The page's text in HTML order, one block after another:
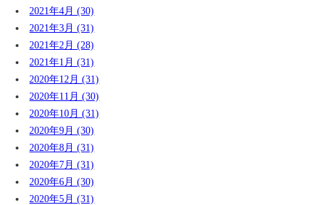
2021年4月 (30)
2021年3月 (31)
2021年2月 (28)
2021年1月 (31)
2020年12月 (31)
2020年11月 (30)
2020年10月 (31)
2020年9月 (30)
2020年8月 (31)
2020年7月 (31)
2020年6月 (30)
2020年5月 (31)